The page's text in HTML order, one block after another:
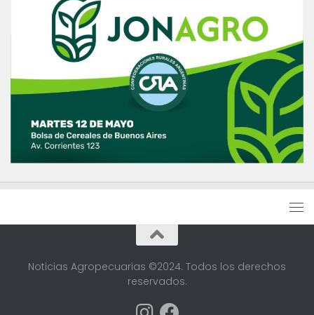
Noticias Agropecuarias ©2024. Todos los derechos
reservados.